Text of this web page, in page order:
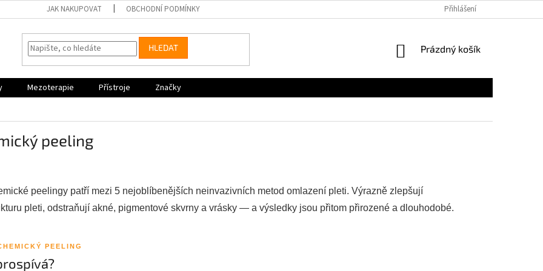
JAK NAKUPOVAT OBCHODNÍ PODMÍNKY Přihlášení
HLEDAT
NÁKUPNÍ
Prázdný košík
Mezoterapie Přístroje
Značky
peeling
peelingy patří mezi 5 nejoblíbenějších neinvazivních metod omlazení pleti. Výrazně zlepšují
pleti, odstraňují akné, pigmentové skvrny a vrásky — a výsledky jsou přitom přirozené a dlouhodobé.
PEELING